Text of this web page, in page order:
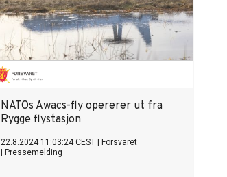
NATOs Awacs-fly opererer ut fra
Rygge flystasjon
22.8.2024 11:03:24 CEST
Forsvaret
Pressemelding